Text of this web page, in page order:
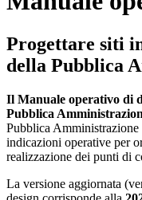
Progettare siti
della Pubblica
Il Manuale operativo di
Pubblica
Pubblica
indicazioni operative per
realizzazione dei punti di
La versione aggiornata